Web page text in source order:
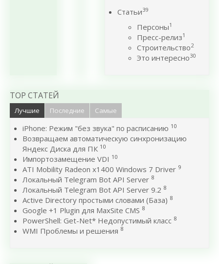
Статьи39
Персоны1
Пресс-релиз1
Строительство2
Это интересно30
TOP СТАТЕЙ
Лучшие Последние Самые
iPhone: Режим "без звука" по расписанию 10
Возвращаем автоматическую синхронизацию
Яндекс Диска для ПК 10
Импортозамещение VDI 10
ATI Mobility Radeon x1400 Windows 7 Driver 9
Локальный Telegram Bot API Server 8
Локальный Telegram Bot API Server 9.2 8
Active Directory простыми словами (База) 8
Google +1 Plugin для MaxSite CMS 8
PowerShell: Get-Net* Недопустимый класс 8
WMI Проблемы и решения 8